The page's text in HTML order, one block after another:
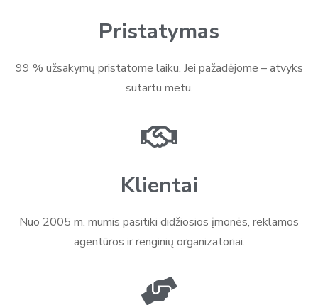
Pristatymas
99 % užsakymų pristatome laiku. Jei pažadėjome – atvyks
sutartu metu.
Klientai
Nuo 2005 m. mumis pasitiki didžiosios įmonės, reklamos
agentūros ir renginių organizatoriai.